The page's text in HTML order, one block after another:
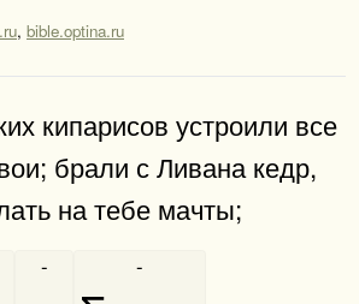
, bible.optina.ru
кипарисов устроили все
брали с Ливана кедр,
на тебе мачты;
- -